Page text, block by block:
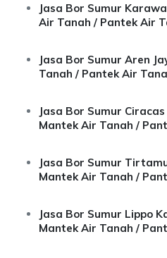
Jasa Bor Sumur
Air Tanah / Pantek Air
Jasa Bor Sumur Aren
Tanah / Pantek Air
Jasa Bor Sumur
Mantek Air Tanah /
Jasa Bor Sumur
Mantek Air Tanah /
Jasa Bor Sumur Lippo
Mantek Air Tanah /